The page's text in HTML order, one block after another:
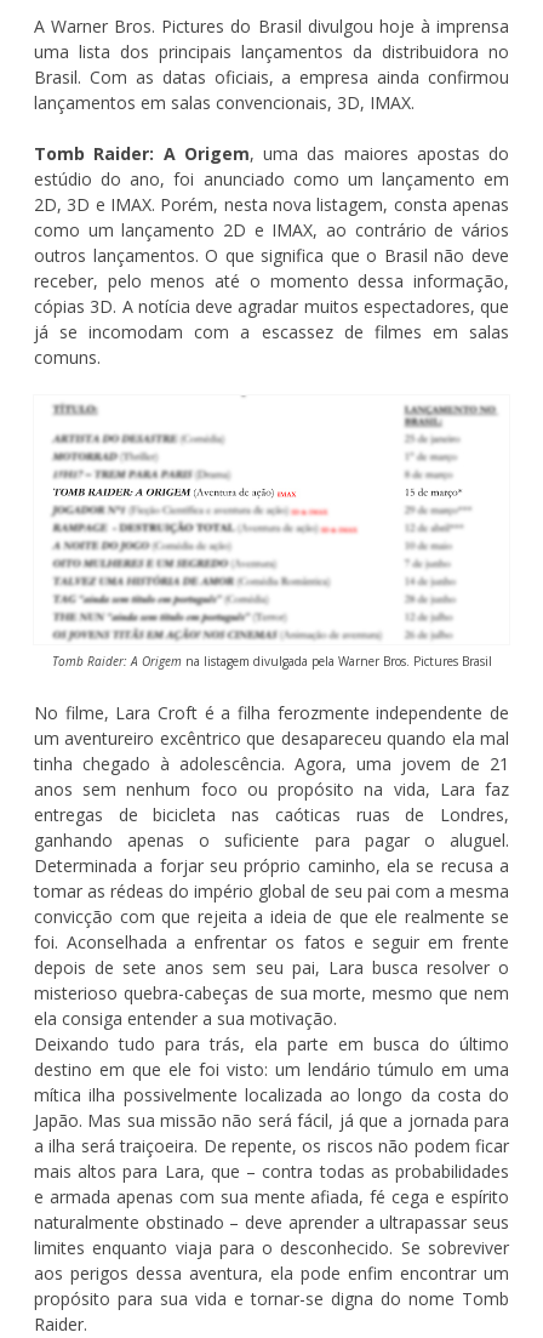
A Warner Bros. Pictures do Brasil divulgou hoje à imprensa
uma lista dos principais lançamentos da distribuidora no
Brasil. Com as datas oficiais, a empresa ainda confirmou
lançamentos em salas convencionais, 3D, IMAX.
Tomb Raider: A Origem, uma das maiores apostas do
estúdio do ano, foi anunciado como um lançamento em
2D, 3D e IMAX. Porém, nesta nova listagem, consta apenas
como um lançamento 2D e IMAX, ao contrário de vários
outros lançamentos. O que significa que o Brasil não deve
receber, pelo menos até o momento dessa informação,
cópias 3D. A notícia deve agradar muitos espectadores, que
já se incomodam com a escassez de filmes em salas
comuns.
Tomb Raider: A Origemna listagem divulgada pela Warner Bros. Pictures Brasil
No filme, Lara Croft é a filha ferozmente independente de
um aventureiro excêntrico que desapareceu quando ela mal
tinha chegado à adolescência. Agora, uma jovem de 21
anos sem nenhum foco ou propósito na vida, Lara faz
entregas de bicicleta nas caóticas ruas de Londres,
ganhando apenas o suficiente para pagar o aluguel.
Determinada a forjar seu próprio caminho, ela se recusa a
tomar as rédeas do império global de seu pai com a mesma
convicção com que rejeita a ideia de que ele realmente se
foi. Aconselhada a enfrentar os fatos e seguir em frente
depois de sete anos sem seu pai, Lara busca resolver o
misterioso quebra-cabeças de sua morte, mesmo que nem
ela consiga entender a sua motivação.
Deixando tudo para trás, ela parte em busca do último
destino em que ele foi visto: um lendário túmulo em uma
mítica ilha possivelmente localizada ao longo da costa do
Japão. Mas sua missão não será fácil, já que a jornada para
a ilha será traiçoeira. De repente, os riscos não podem ficar
mais altos para Lara, que – contra todas as probabilidades
e armada apenas com sua mente afiada, fé cega e espírito
naturalmente obstinado – deve aprender a ultrapassar seus
limites enquanto viaja para o desconhecido. Se sobreviver
aos perigos dessa aventura, ela pode enfim encontrar um
propósito para sua vida e tornar-se digna do nome Tomb
Raider.